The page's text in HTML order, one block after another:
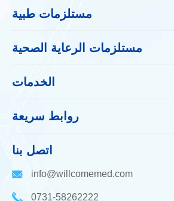
مستلزمات طبية
مستلزمات الرعاية الصحية
الخدمات
روابط سريعة
اتصل بنا
info@willcomemed.com
0731-58262222